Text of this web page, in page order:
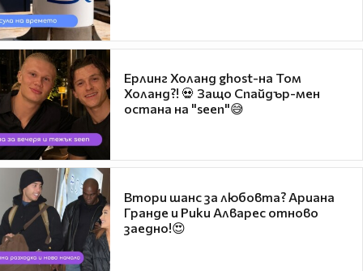
Ерлинг Холанд ghost-на Том
Холанд?! 💀 Защо Спайдър-мен
остана на "seen"😅
Втори шанс за любовта? Ариана
Гранде и Рики Алварес отново
заедно!😍